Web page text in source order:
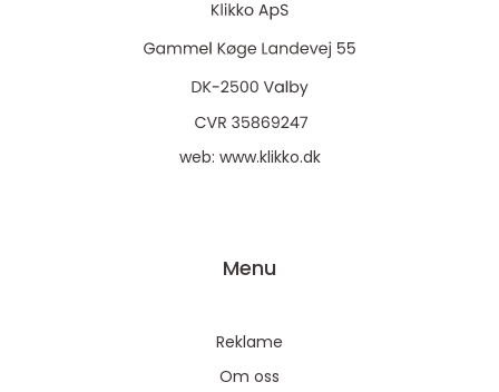
web: www.klikko.dk
Menu
Reklame
Om oss